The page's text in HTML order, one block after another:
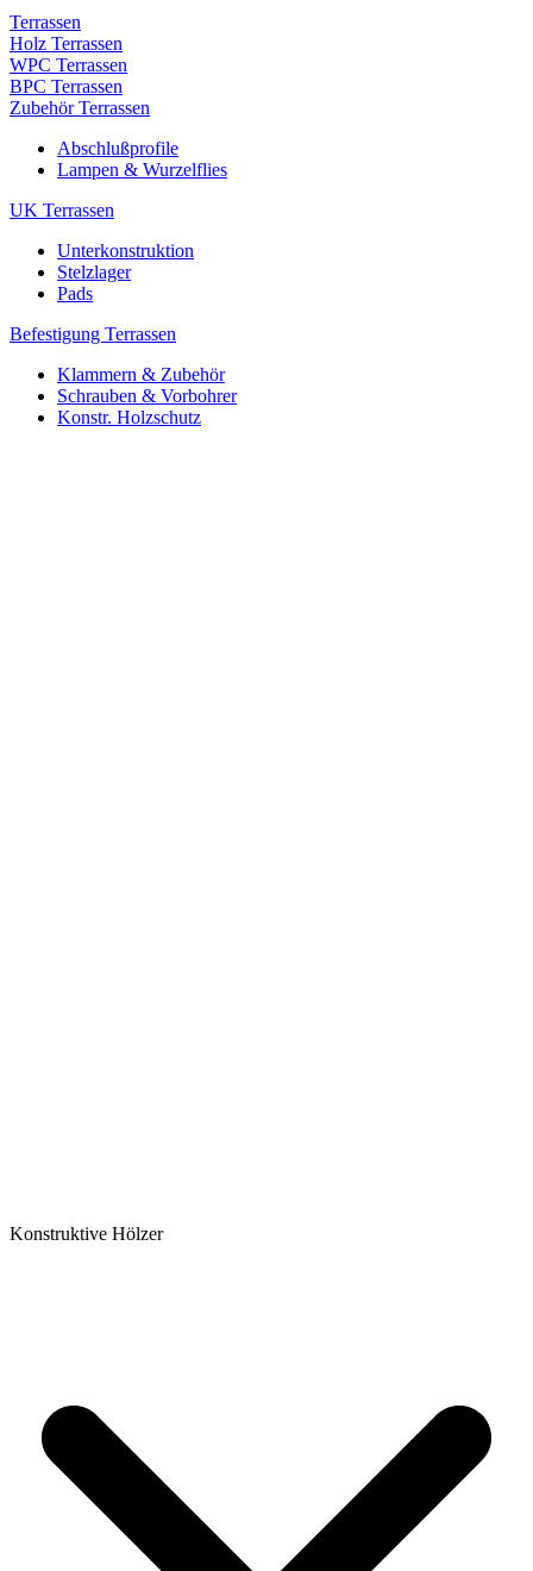
Terrassen
Holz Terrassen
WPC Terrassen
BPC Terrassen
Zubehör Terrassen
Abschlußprofile
Lampen & Wurzelflies
UK Terrassen
Unterkonstruktion
Stelzlager
Pads
Befestigung Terrassen
Klammern & Zubehör
Schrauben & Vorbohrer
Konstr. Holzschutz
Konstruktive Hölzer